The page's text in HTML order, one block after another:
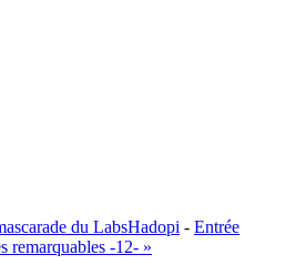
du LabsHadopi - Entrée
remarquables -12- »